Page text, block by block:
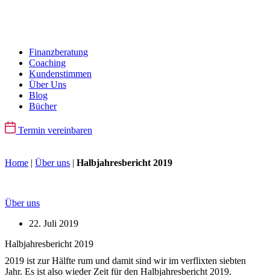
Finanzberatung
Coaching
Kundenstimmen
Über Uns
Blog
Bücher
Termin vereinbaren
Home | Über uns | Halbjahresbericht 2019
Über uns
22. Juli 2019
Halbjahresbericht 2019
2019 ist zur Hälfte rum und damit sind wir im verflixten siebten
Jahr. Es ist also wieder Zeit für den Halbjahresbericht 2019.